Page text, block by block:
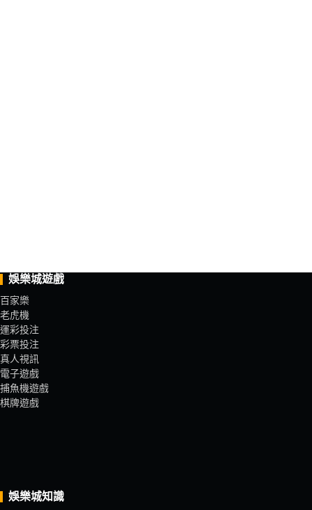
娛樂城遊戲
百家樂
老虎機
運彩投注
彩票投注
真人視訊
電子遊戲
捕魚機遊戲
棋牌遊戲
娛樂城知識